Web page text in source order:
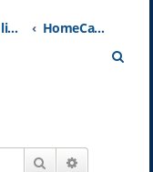
Přehled livechatových serverů
HomeCams.com
Hledat